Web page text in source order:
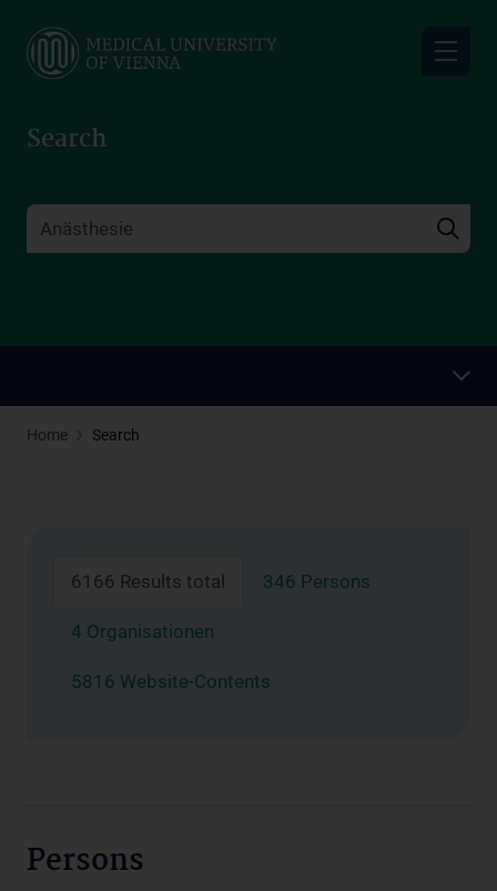
main
Search
Home Search
6166 Results total 346 Persons
4 Organisationen
5816 Website-Contents
Persons